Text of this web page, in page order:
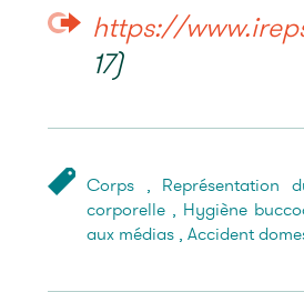
https://
17)
Corps, Représentation
corporelle, Hygiène
aux médias, Accident